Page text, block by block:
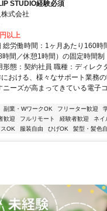
STUDIO経験必須
式会社
以上
総労働時間：1ヶ月あたり160時
間／休憩1時間）の固定時間制
形態：契約社員 職種：ディレク
おける、様々なサポート業務
ニーズが高まってきている電子
副業・WワークOK フリーター歓迎
歓迎 フルリモート 経験者歓迎 ネイ
OK 服装自由 ひげOK 髪型・髪色